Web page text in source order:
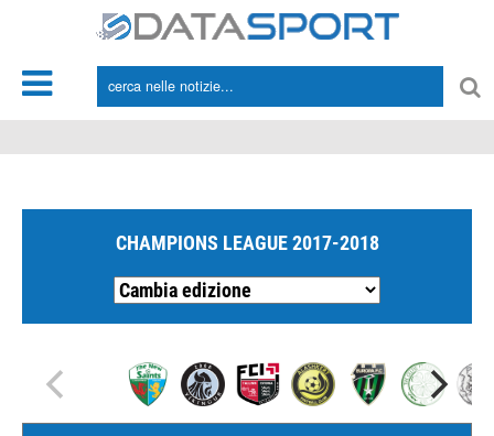
CHAMPIONS LEAGUE 2017-2018